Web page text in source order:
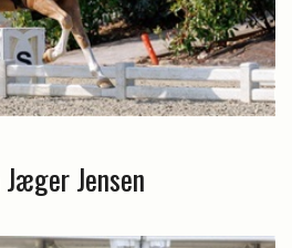
Jensen